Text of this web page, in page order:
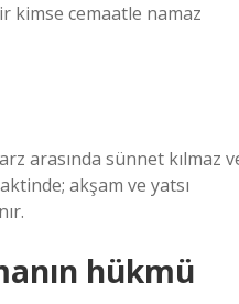
kimse cemaatle namaz
arasında sünnet kılmaz
akşam ve yatsı
hükmü